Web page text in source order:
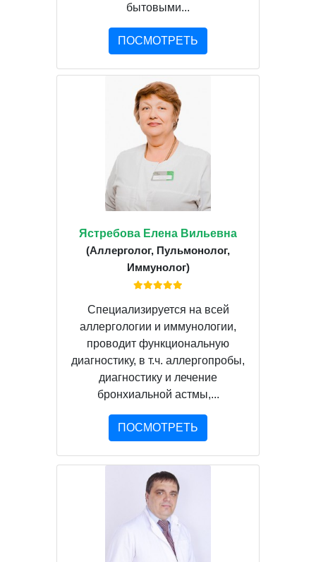
бытовыми...
ПОСМОТРЕТЬ
Ястребова Елена Вильевна
(Аллерголог, Пульмонолог,
Иммунолог)
Специализируется на всей
аллергологии и иммунологии,
проводит функциональную
диагностику, в т.ч. аллергопробы,
диагностику и лечение
бронхиальной астмы,...
ПОСМОТРЕТЬ